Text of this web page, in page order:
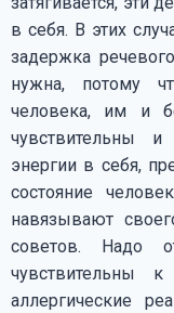
в себя. В этих
задержка
нужна, потому
человека, им и
чувствительны
энергии в себя,
состояние
навязывают
советов. Надо
чувствительны
аллергические